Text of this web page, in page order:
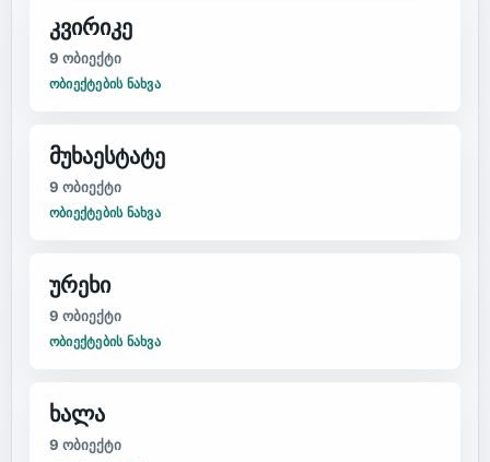
კვირიკე
9 ობიექტი
ᲝᲑᲘᲔᲥᲢᲔᲑᲘᲡ ᲜᲐᲮᲕᲐ
მუხაესტატე
9 ობიექტი
ᲝᲑᲘᲔᲥᲢᲔᲑᲘᲡ ᲜᲐᲮᲕᲐ
ურეხი
9 ობიექტი
ᲝᲑᲘᲔᲥᲢᲔᲑᲘᲡ ᲜᲐᲮᲕᲐ
ხალა
9 ობიექტი